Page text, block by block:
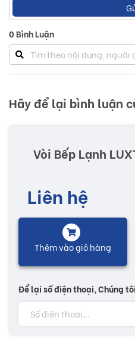
0Bình Luận
Hãy để lại bình luận
Vòi Bếp Lạnh
Liên hệ
Thêm vào giỏ hàng
Để lại số điện thoại, Chúng